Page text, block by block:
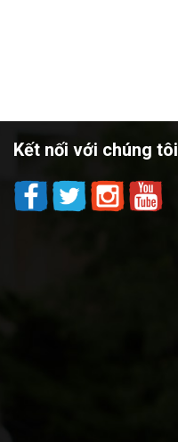
Kết nối với chúng tôi